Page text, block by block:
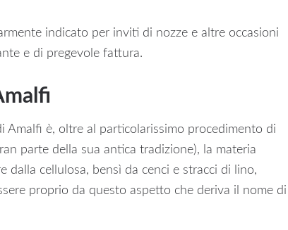
indicato per inviti di nozze e altre occasioni
e di pregevole fattura.
Amalfi è, oltre al particolarissimo procedimento di
parte della sua antica tradizione), la materia
dalla cellulosa, bensì da cenci e stracci di lino,
proprio da questo aspetto che deriva il nome di